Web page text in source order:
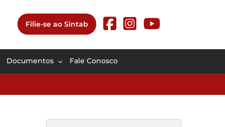
Filie-se ao Sintab
Documentos Fale Conosco